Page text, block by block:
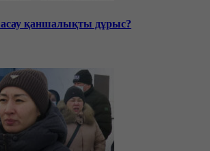
қаншалықты дұрыс?